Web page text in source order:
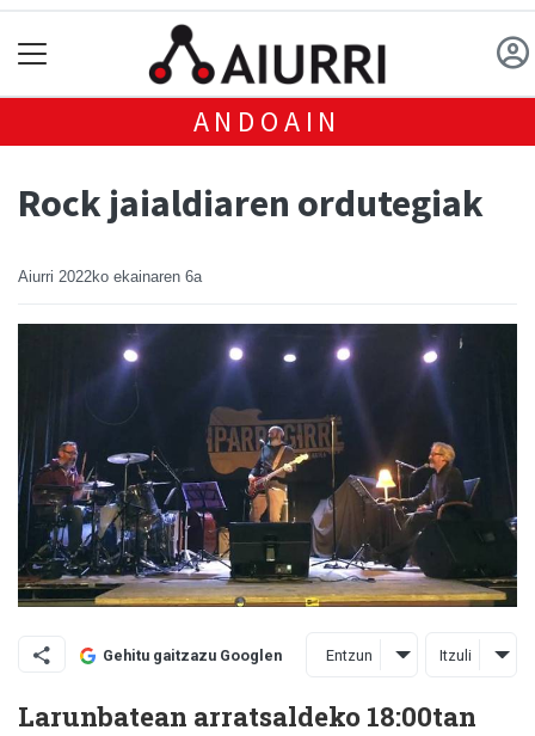
ANDOAIN
Rock jaialdiaren ordutegiak
Aiurri 2022ko ekainaren 6a
Gehitu gaitzazu Googlen Entzun Itzuli
Larunbatean arratsaldeko 18:00tan